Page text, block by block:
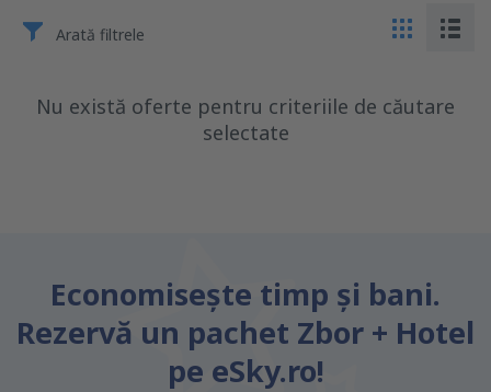
Arată filtrele
Nu există oferte pentru criteriile de căutare
selectate
Economiseşte timp și bani.
Rezervă un pachet Zbor + Hotel
pe eSky.ro!